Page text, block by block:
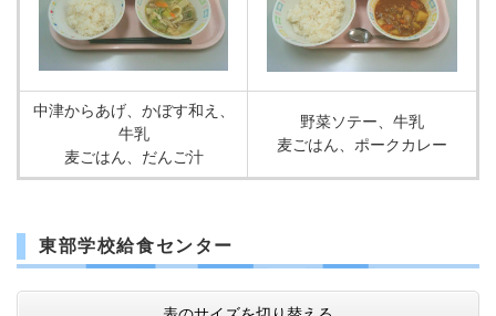
中津からあげ、かぼす和え、
牛乳
麦ごはん、だんご汁
野菜ソテー、牛乳
麦ごはん、ポークカレー
東部学校給食センター